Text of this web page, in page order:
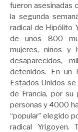
fueron asesinadas
la segunda
radical de Hipólito
de unos 800
mujeres, niños y
desaparecidos,
detenidos.​ En un
Estados Unidos
de Francia, por
personas y 4000
“popular” elegido
radical Yrigoyen.